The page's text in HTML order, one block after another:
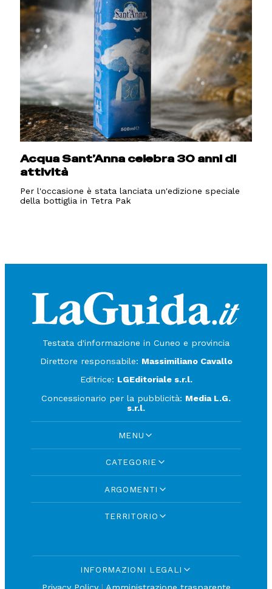
Acqua Sant’Anna celebra 30 anni di
attività
Per l'occasione è stata lanciata un'edizione speciale
della bottiglia in Tetra Pak
Testata d'informazione in Cuneo e provincia
Direttore responsabile: Massimiliano Cavallo
Editrice: LGEditoriale s.r.l.
Concessionario per la pubblicità: Media L.G.
s.r.l.
MENU
CATEGORIE
ARGOMENTI
TERRITORIO
INFORMAZIONI LEGALI